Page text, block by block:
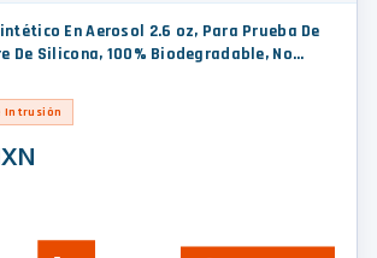
En Aerosol 2.6 oz, Para Prueba De
De Silicona, 100% Biodegradable, No
Uso Manual, Listado UL
Intrusión